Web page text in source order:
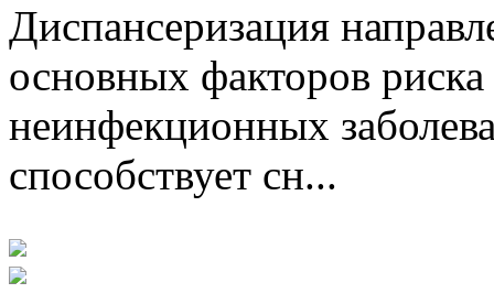
Диспансеризация
основных факторов
неинфекционных
способствует сн...